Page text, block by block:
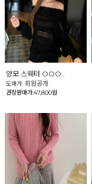
양모 스웨터 OOO..
도매가: 회원공개
권장판매가:47,800원